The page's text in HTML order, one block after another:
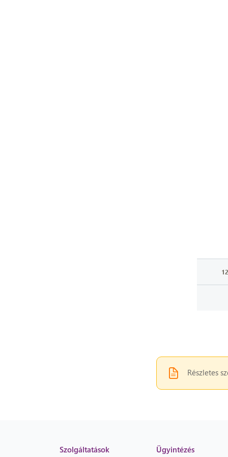
Részletes
Szolgáltatások Ügyintézés